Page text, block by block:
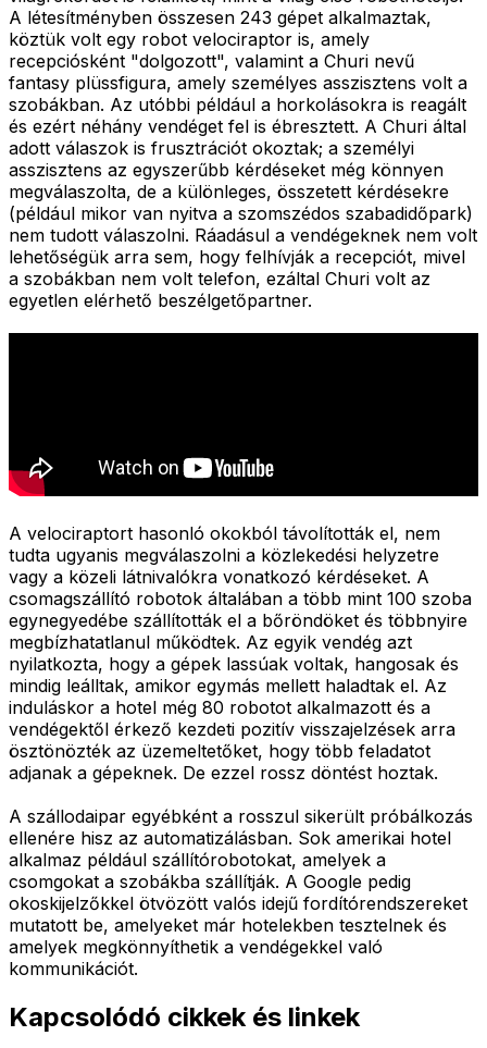
A létesítményben összesen 243 gépet alkalmaztak,
köztük volt egy robot velociraptor is, amely
recepciósként "dolgozott", valamint a Churi nevű
fantasy plüssfigura, amely személyes asszisztens volt a
szobákban. Az utóbbi például a horkolásokra is reagált
és ezért néhány vendéget fel is ébresztett. A Churi által
adott válaszok is frusztrációt okoztak; a személyi
asszisztens az egyszerűbb kérdéseket még könnyen
megválaszolta, de a különleges, összetett kérdésekre
(például mikor van nyitva a szomszédos szabadidőpark)
nem tudott válaszolni. Ráadásul a vendégeknek nem volt
lehetőségük arra sem, hogy felhívják a recepciót, mivel
a szobákban nem volt telefon, ezáltal Churi volt az
egyetlen elérhető beszélgetőpartner.
A velociraptort hasonló okokból távolították el, nem
tudta ugyanis megválaszolni a közlekedési helyzetre
vagy a közeli látnivalókra vonatkozó kérdéseket. A
csomagszállító robotok általában a több mint 100 szoba
egynegyedébe szállították el a bőröndöket és többnyire
megbízhatatlanul működtek. Az egyik vendég azt
nyilatkozta, hogy a gépek lassúak voltak, hangosak és
mindig leálltak, amikor egymás mellett haladtak el. Az
induláskor a hotel még 80 robotot alkalmazott és a
vendégektől érkező kezdeti pozitív visszajelzések arra
ösztönözték az üzemeltetőket, hogy több feladatot
adjanak a gépeknek. De ezzel rossz döntést hoztak.
A szállodaipar egyébként a rosszul sikerült próbálkozás
ellenére hisz az automatizálásban. Sok amerikai hotel
alkalmaz például szállítórobotokat, amelyek a
csomgokat a szobákba szállítják. A Google pedig
okoskijelzőkkel ötvözött valós idejű fordítórendszereket
mutatott be, amelyeket már hotelekben tesztelnek és
amelyek megkönnyíthetik a vendégekkel való
kommunikációt.
Kapcsolódó cikkek és linkek